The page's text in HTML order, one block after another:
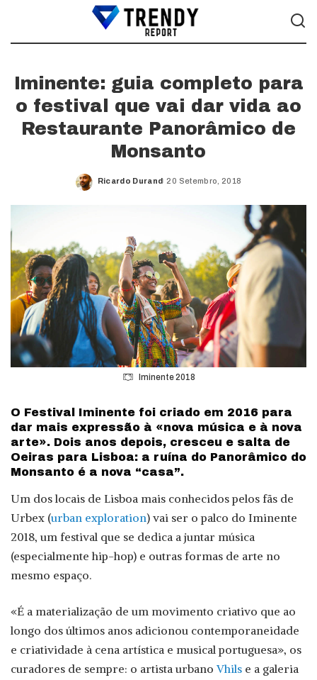
Iminente: guia completo para
o festival que vai dar vida ao
Restaurante Panorâmico de
Monsanto
Posted
Ricardo Durand 20 Setembro, 2018
Iminente 2018
O Festival Iminente foi criado em 2016 para
dar mais expressão à «nova música e à nova
arte». Dois anos depois, cresceu e salta de
Oeiras para Lisboa: a ruína do Panorâmico do
Monsanto é a nova “casa”.
Um dos locais de Lisboa mais conhecidos pelos fãs de
Urbex (urban exploration) vai ser o palco do Iminente
2018, um festival que se dedica a juntar música
(especialmente hip-hop) e outras formas de arte no
mesmo espaço.
«É a materialização de um movimento criativo que ao
longo dos últimos anos adicionou contemporaneidade
e criatividade à cena artística e musical portuguesa», os
curadores de sempre: o artista urbanoVhils e a galeria